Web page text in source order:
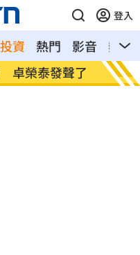
登入
資 熱門 影音
熱搜
卓榮泰發聲了 李棟